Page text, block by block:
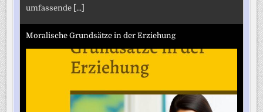
umfassende [...]
Moralische Grundsätze in der Erziehung